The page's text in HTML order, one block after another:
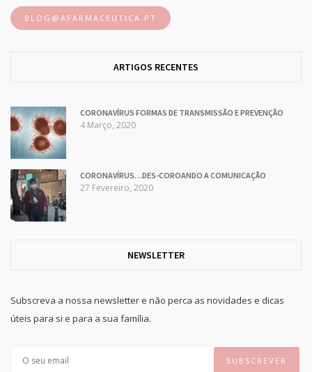
BLOG@AFARMACEUTICA.PT
ARTIGOS RECENTES
CORONAVÍRUS FORMAS DE TRANSMISSÃO E PREVENÇÃO
4 Março, 2020
CORONAVÍRUS…DES-COROANDO A COMUNICAÇÃO
27 Fevereiro, 2020
NEWSLETTER
Subscreva a nossa newsletter e não perca as novidades e dicas
úteis para si e para a sua família.